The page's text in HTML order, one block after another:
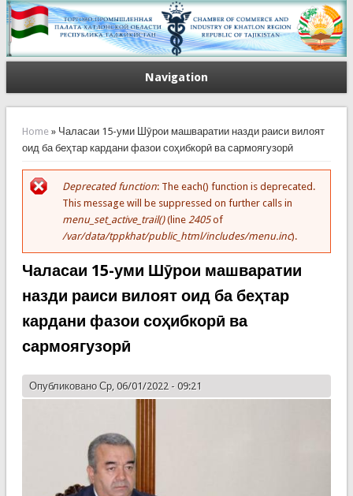
Navigation
You are here
Home» Чаласаи 15-уми Шӯрои машваратии назди раиси вилоят
оид ба беҳтар кардани фазои соҳибкорӣ ва сармоягузорӣ
Error message
Deprecated function: The each() function is deprecated.
This message will be suppressed on further calls in
menu_set_active_trail()(line 2405of
/var/data/tppkhat/public_html/includes/menu.inc).
Чаласаи 15-уми Шӯрои машваратии
назди раиси вилоят оид ба беҳтар
кардани фазои соҳибкорӣ ва
сармоягузорӣ
Опубликовано Ср, 06/01/2022 - 09:21